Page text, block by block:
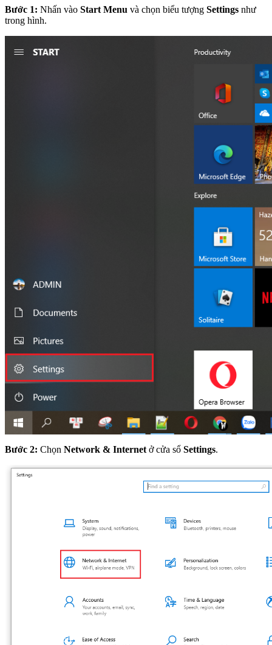
Bước 1: Nhấn vào Start Menu và chọn biểu tượng Settings như
trong hình.
Bước 2: Chọn Network & Internet ở cửa sổ Settings.